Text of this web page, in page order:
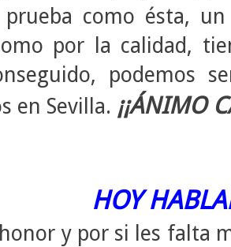
como ésta,
por la calidad,
podemos
en Sevilla. ¡¡ÁNIMO
HOY
y por si les falta